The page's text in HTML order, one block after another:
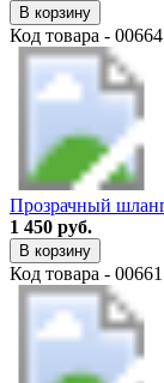
В корзину
Код товара - 00664
Прозрачный
1 450 руб.
В корзину
Код товара - 00661